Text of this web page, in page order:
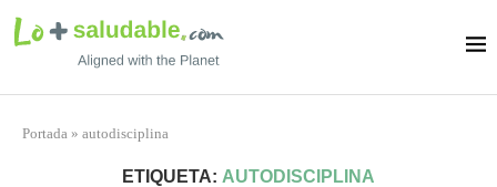
Portada » autodisciplina
ETIQUETA: AUTODISCIPLINA